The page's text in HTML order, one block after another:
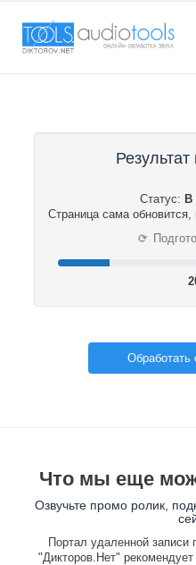
Статус: В
Страница сама обновится,
⟳
Обработать
Что мы еще
Озвучьте промо ролик,
Портал удаленной
"Дикторов.Нет"